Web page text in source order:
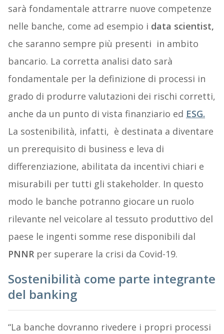
sarà fondamentale attrarre nuove competenze
nelle banche, come ad esempio i data scientist,
che saranno sempre più presenti in ambito
bancario. La corretta analisi dato sarà
fondamentale per la definizione di processi in
grado di produrre valutazioni dei rischi corretti,
anche da un punto di vista finanziario ed ESG.
La sostenibilità, infatti, è destinata a diventare
un prerequisito di business e leva di
differenziazione, abilitata da incentivi chiari e
misurabili per tutti gli stakeholder. In questo
modo le banche potranno giocare un ruolo
rilevante nel veicolare al tessuto produttivo del
paese le ingenti somme rese disponibili dal
PNNRper superare la crisi da Covid-19.
Sostenibilità come parte integrante
del banking
“La banche dovranno rivedere i propri processi